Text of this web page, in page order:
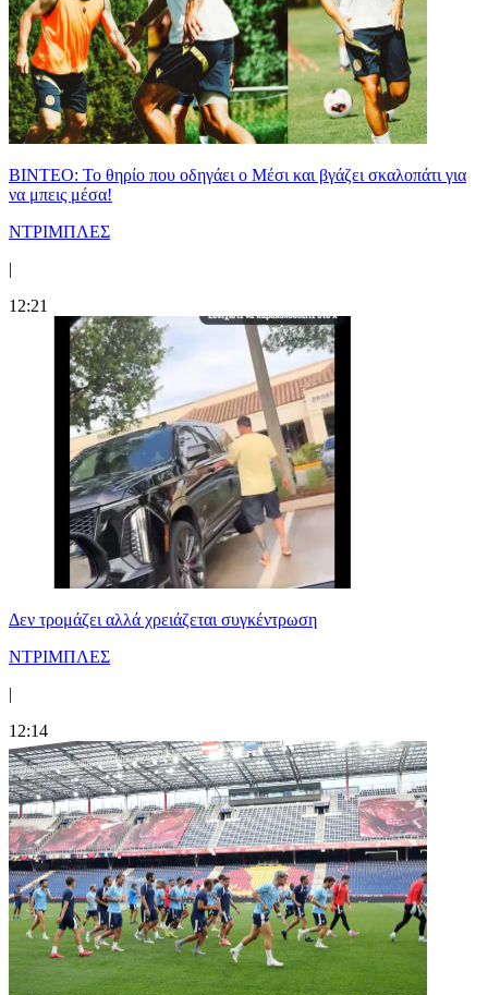
ΒΙΝΤΕΟ: Το θηρίο που οδηγάει ο Μέσι και βγάζει σκαλοπάτι για
να μπεις μέσα!
ΝΤΡΙΜΠΛΕΣ
|
12:21
Δεν τρομάζει αλλά χρειάζεται συγκέντρωση
ΝΤΡΙΜΠΛΕΣ
|
12:14